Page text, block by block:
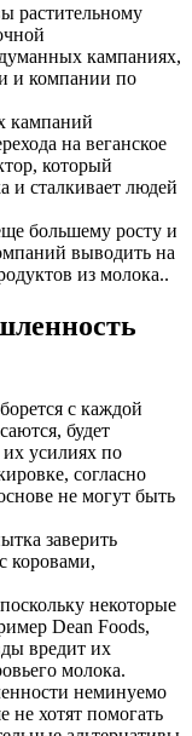
растительному
кампаниях,
и компании по
кампаний
на веганское
который
и сталкивает людей
большему росту и
выводить на
из молока..
с каждой
будет
усилиях по
согласно
не могут быть
заверить
коровами,
некоторые
Dean Foods,
вредит их
молока.
неминуемо
не хотят помогать